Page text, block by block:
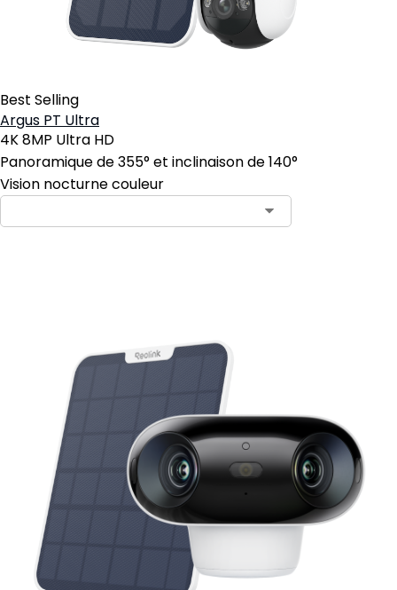
Best Selling
Argus PT Ultra
4K 8MP Ultra HD
Panoramique de 355° et inclinaison de 140°
Vision nocturne couleur